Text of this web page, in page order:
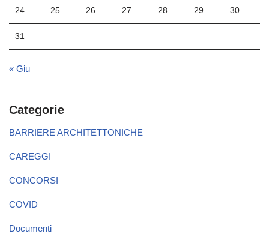
24 25 26 27 28 29 30
31
« Giu
Categorie
BARRIERE ARCHITETTONICHE
CAREGGI
CONCORSI
COVID
Documenti